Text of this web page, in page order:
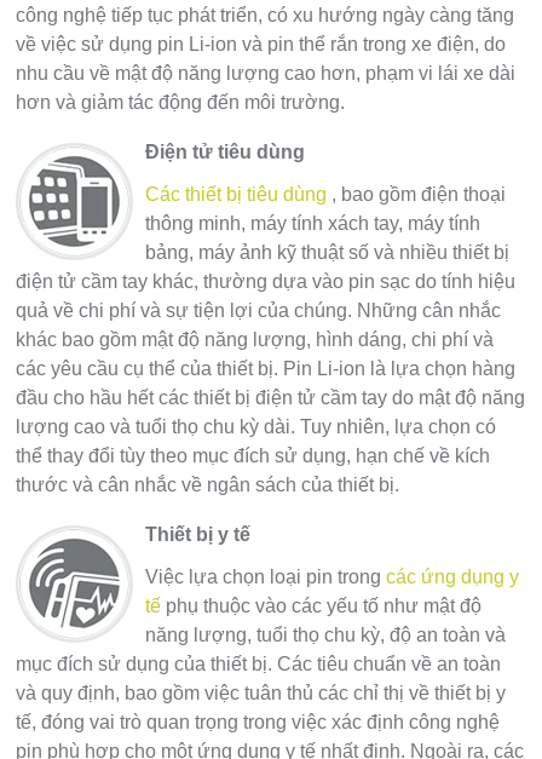
công nghệ tiếp tục phát triển, có xu hướng ngày càng tăng
về việc sử dụng pin Li-ion và pin thể rắn trong xe điện, do
nhu cầu về mật độ năng lượng cao hơn, phạm vi lái xe dài
hơn và giảm tác động đến môi trường.
Điện tử tiêu dùng
Các thiết bị tiêu dùng , bao gồm điện thoại
thông minh, máy tính xách tay, máy tính
bảng, máy ảnh kỹ thuật số và nhiều thiết bị
điện tử cầm tay khác, thường dựa vào pin sạc do tính hiệu
quả về chi phí và sự tiện lợi của chúng. Những cân nhắc
khác bao gồm mật độ năng lượng, hình dáng, chi phí và
các yêu cầu cụ thể của thiết bị. Pin Li-ion là lựa chọn hàng
đầu cho hầu hết các thiết bị điện tử cầm tay do mật độ năng
lượng cao và tuổi thọ chu kỳ dài. Tuy nhiên, lựa chọn có
thể thay đổi tùy theo mục đích sử dụng, hạn chế về kích
thước và cân nhắc về ngân sách của thiết bị.
Thiết bị y tế
Việc lựa chọn loại pin trongcác ứng dụng y
tế phụ thuộc vào các yếu tố như mật độ
năng lượng, tuổi thọ chu kỳ, độ an toàn và
mục đích sử dụng của thiết bị. Các tiêu chuẩn về an toàn
và quy định, bao gồm việc tuân thủ các chỉ thị về thiết bị y
tế, đóng vai trò quan trọng trong việc xác định công nghệ
pin phù hợp cho một ứng dụng y tế nhất định. Ngoài ra, các